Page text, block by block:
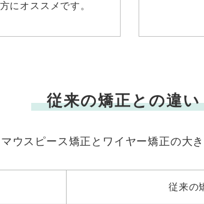
にオススメです。
従来の矯正との違い
マウスピース矯正とワイヤー矯正の大き
従来の